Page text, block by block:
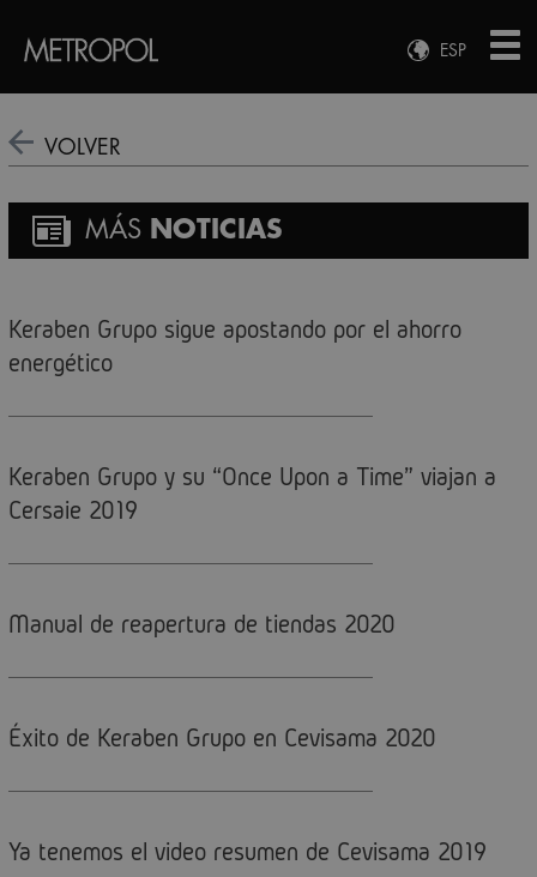
ESP
ENG
VOLVER
MÁS NOTICIAS
Keraben Grupo sigue apostando por el ahorro
energético
Keraben Grupo y su “Once Upon a Time” viajan a
Cersaie 2019
Manual de reapertura de tiendas 2020
Éxito de Keraben Grupo en Cevisama 2020
Ya tenemos el video resumen de Cevisama 2019